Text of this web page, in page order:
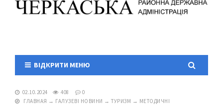
ВІДКРИТИ МЕНЮ
02.10.2024 408
0
ГЛАВНАЯ → ГАЛУЗЕВІ НОВИНИ → ТУРИЗМ → МЕТОДИЧНІ